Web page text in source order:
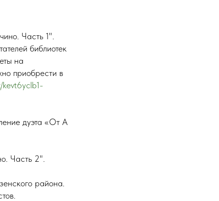
Часть 1".
библиотек
на
приобрести в
kevt6yclb1-
дуэта «От А
Часть 2".
района.